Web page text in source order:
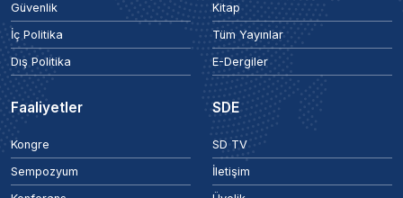
Güvenlik
İç Politika
Dış Politika
Kitap
Tüm Yayınlar
E-Dergiler
Faaliyetler
Kongre
Sempozyum
SDE
SD TV
İletişim